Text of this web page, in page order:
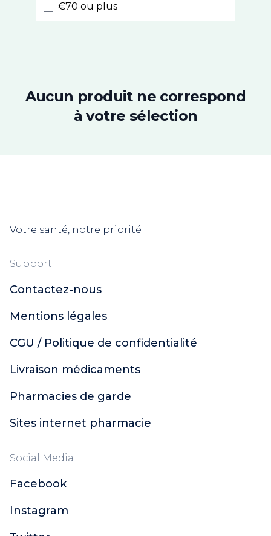
PhytoResearch
Nutrisanté
Densmore
Chondrostéo
Cooper
Dulcis Health Science
Urgo
Polidis
Ginkor
CCD
Topicrem
Santé Verte
Orgakiddy
Probiolog
Sugant
€70 ou plus
Aucun produit ne correspond
à votre sélection
Votre santé, notre priorité
Support
Contactez-nous
Mentions légales
CGU / Politique de confidentialité
Livraison médicaments
Pharmacies de garde
Sites internet pharmacie
Social Media
Facebook
Instagram